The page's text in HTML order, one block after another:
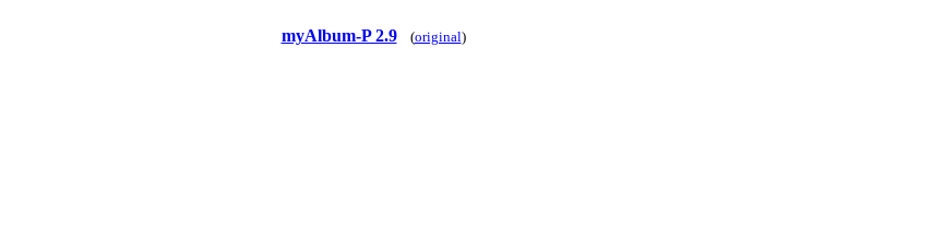
myAlbum-P 2.9 (original)